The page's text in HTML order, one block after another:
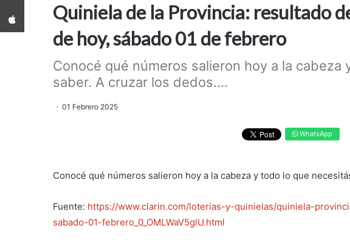
Quiniela de la Provincia: resultado
de hoy, sábado 01 de febrero
Conocé qué números salieron hoy a la cabeza
saber. A cruzar los dedos....
01 Febrero 2025
WhatsApp
Conocé qué números salieron hoy a la cabeza y todo lo que
Fuente: https://www.clarin.com/loterias-y-quinielas/quiniela-
sabado-01-febrero_0_OMLWaV5glU.html